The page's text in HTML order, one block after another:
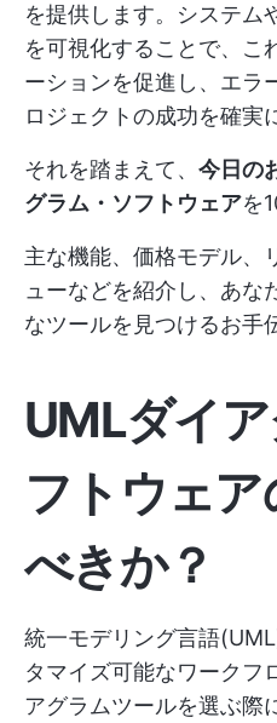
を提供します。システム
を可視化することで、こ
ーションを促進し、エラ
ロジェクトの成功を確実
それを踏まえて、 今日の
グラム・ソフトウェアを
主な機能、価格モデル、
ューなどを紹介し、あな
なツールを見つけるお手
UMLダイ
フトウェ
べきか？
統一モデリング言語
タマイズ可能なワークフ
アグラムツールを選ぶ際